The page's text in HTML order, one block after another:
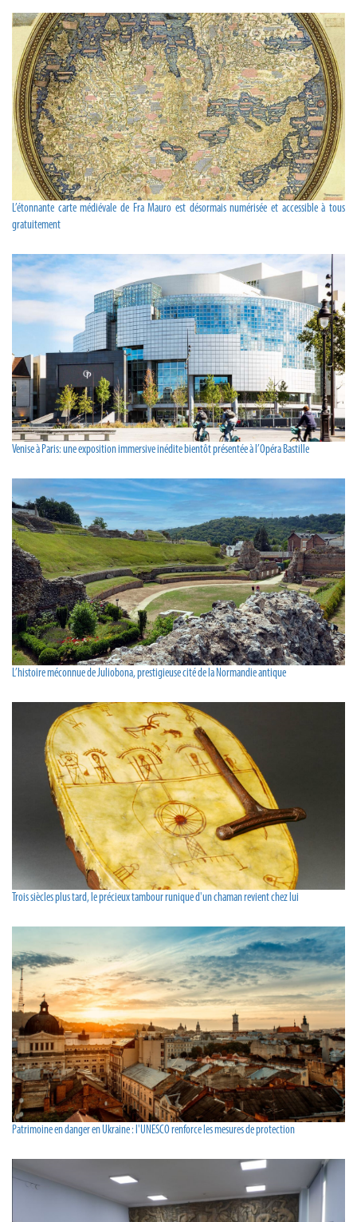
L’étonnante carte médiévale de Fra Mauro est désormais numérisée et accessible à tous
gratuitement
Venise à Paris: une exposition immersive inédite bientôt présentée à l’Opéra Bastille
L’histoire méconnue de Juliobona, prestigieuse cité de la Normandie antique
Trois siècles plus tard, le précieux tambour runique d'un chaman revient chez lui
Patrimoine en danger en Ukraine : l'UNESCO renforce les mesures de protection